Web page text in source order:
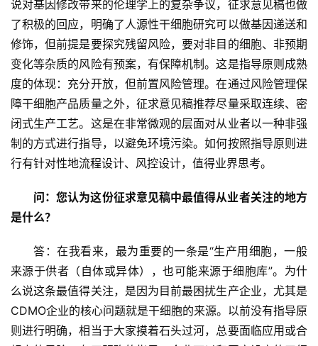
说对基因修改带来的伦理学上的复杂争议，征求意见稿也做
了积极的回应，明确了人源性干细胞研究可以做基因递送和
修饰，但前提是要探究残留风险，要对非目的细胞、非预期
变化等杂质的风险有预案，有保障机制。这是指导原则成熟
度的体现：充分开放，但前置风险管理。在通过风险管理保
障干细胞产品质量之外，征求意见稿推荐尽量采取连续、密
闭式生产工艺。这是在非常微观的层面对从业者以一种非强
制的方式进行指导，以避免环境污染。如何按照指导原则进
行有针对性地流程设计、风控设计，值得业界思考。
问：您认为这份征求意见稿中最值得从业者关注的地方
是什么？
答：在我看来，最为重要的一条是“生产用细胞，一般
来源于供者（自体或异体），也可能来源于细胞库”。为什
么说这条最值得关注，是因为目前最困扰生产企业，尤其是
CDMO企业的核心问题就是干细胞的来源。以前没有指导原
则进行明确，相当于大家摸着石头过河，总要面临应用或合